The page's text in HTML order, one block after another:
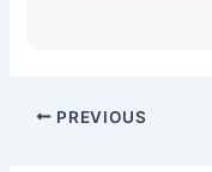
PREVIOUS